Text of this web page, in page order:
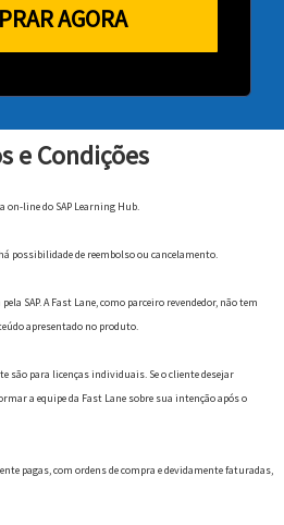
AGORA
e Condições
on-line do SAP Learning Hub.
possibilidade de reembolso ou cancelamento.
SAP. A Fast Lane, como parceiro revendedor, não tem
apresentado no produto.
são para licenças individuais. Se o cliente desejar
a equipe da Fast Lane sobre sua intenção após o
pagas, com ordens de compra e devidamente faturadas,